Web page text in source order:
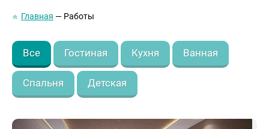
Главная Работы
Все Гостиная Кухня Ванная
Cпальня Детская